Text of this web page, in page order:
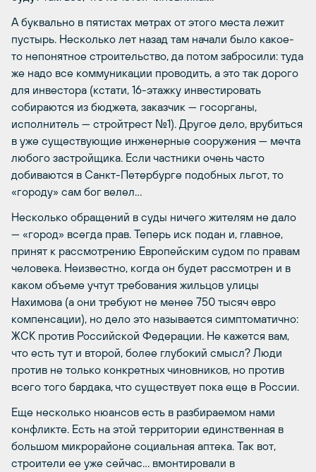
А буквально в пятистах метрах от этого места лежит
пустырь. Несколько лет назад там начали было какое-
то непонятное строительство, да потом забросили: туда
же надо все коммуникации проводить, а это так дорого
для инвестора (кстати, 16-этажку инвестировать
собираются из бюджета, заказчик — госорганы,
исполнитель — стройтрест №1). Другое дело, врубиться
в уже существующие инженерные сооружения — мечта
любого застройщика. Если частники очень часто
добиваются в Санкт-Петербурге подобных льгот, то
«городу» сам бог велел…
Несколько обращений в суды ничего жителям не дало
— «город» всегда прав. Теперь иск подан и, главное,
принят к рассмотрению Европейским судом по правам
человека. Неизвестно, когда он будет рассмотрен и в
каком объеме учтут требования жильцов улицы
Нахимова (а они требуют не менее 750 тысяч евро
компенсации), но дело это называется симптоматично:
ЖСК против Российской Федерации. Не кажется вам,
что есть тут и второй, более глубокий смысл? Люди
против не только конкретных чиновников, но против
всего того бардака, что существует пока еще в России.
Еще несколько нюансов есть в разбираемом нами
конфликте. Есть на этой территории единственная в
большом микрорайоне социальная аптека. Так вот,
строители ее уже сейчас… вмонтировали в